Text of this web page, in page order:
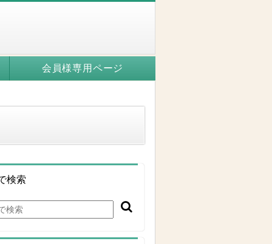
会員様専用ページ
検索